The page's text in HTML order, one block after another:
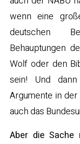
wenn eine
deutschen
Behauptungen
Wolf oder den
sein! Und
Argumente in
auch das
Aber die